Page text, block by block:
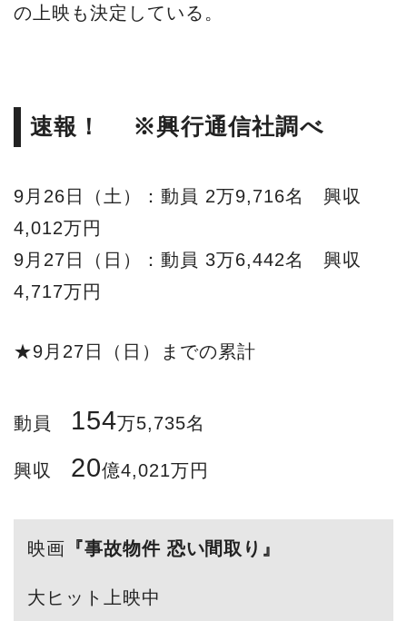
の上映も決定している。
速報！ ※興行通信社調べ
9月26日（土）：動員 2万9,716名 興収
4,012万円
9月27日（日）：動員 3万6,442名 興収
4,717万円
★9月27日（日）までの累計
動員 154万5,735名
興収 20億4,021万円
映画 『事故物件 恐い間取り』
大ヒット上映中